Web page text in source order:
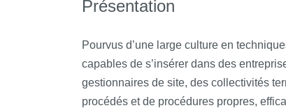
Présentation
Pourvus d’une large culture en
capables de s’insérer dans des
gestionnaires de site, des collectivités
procédés et de procédures propres,